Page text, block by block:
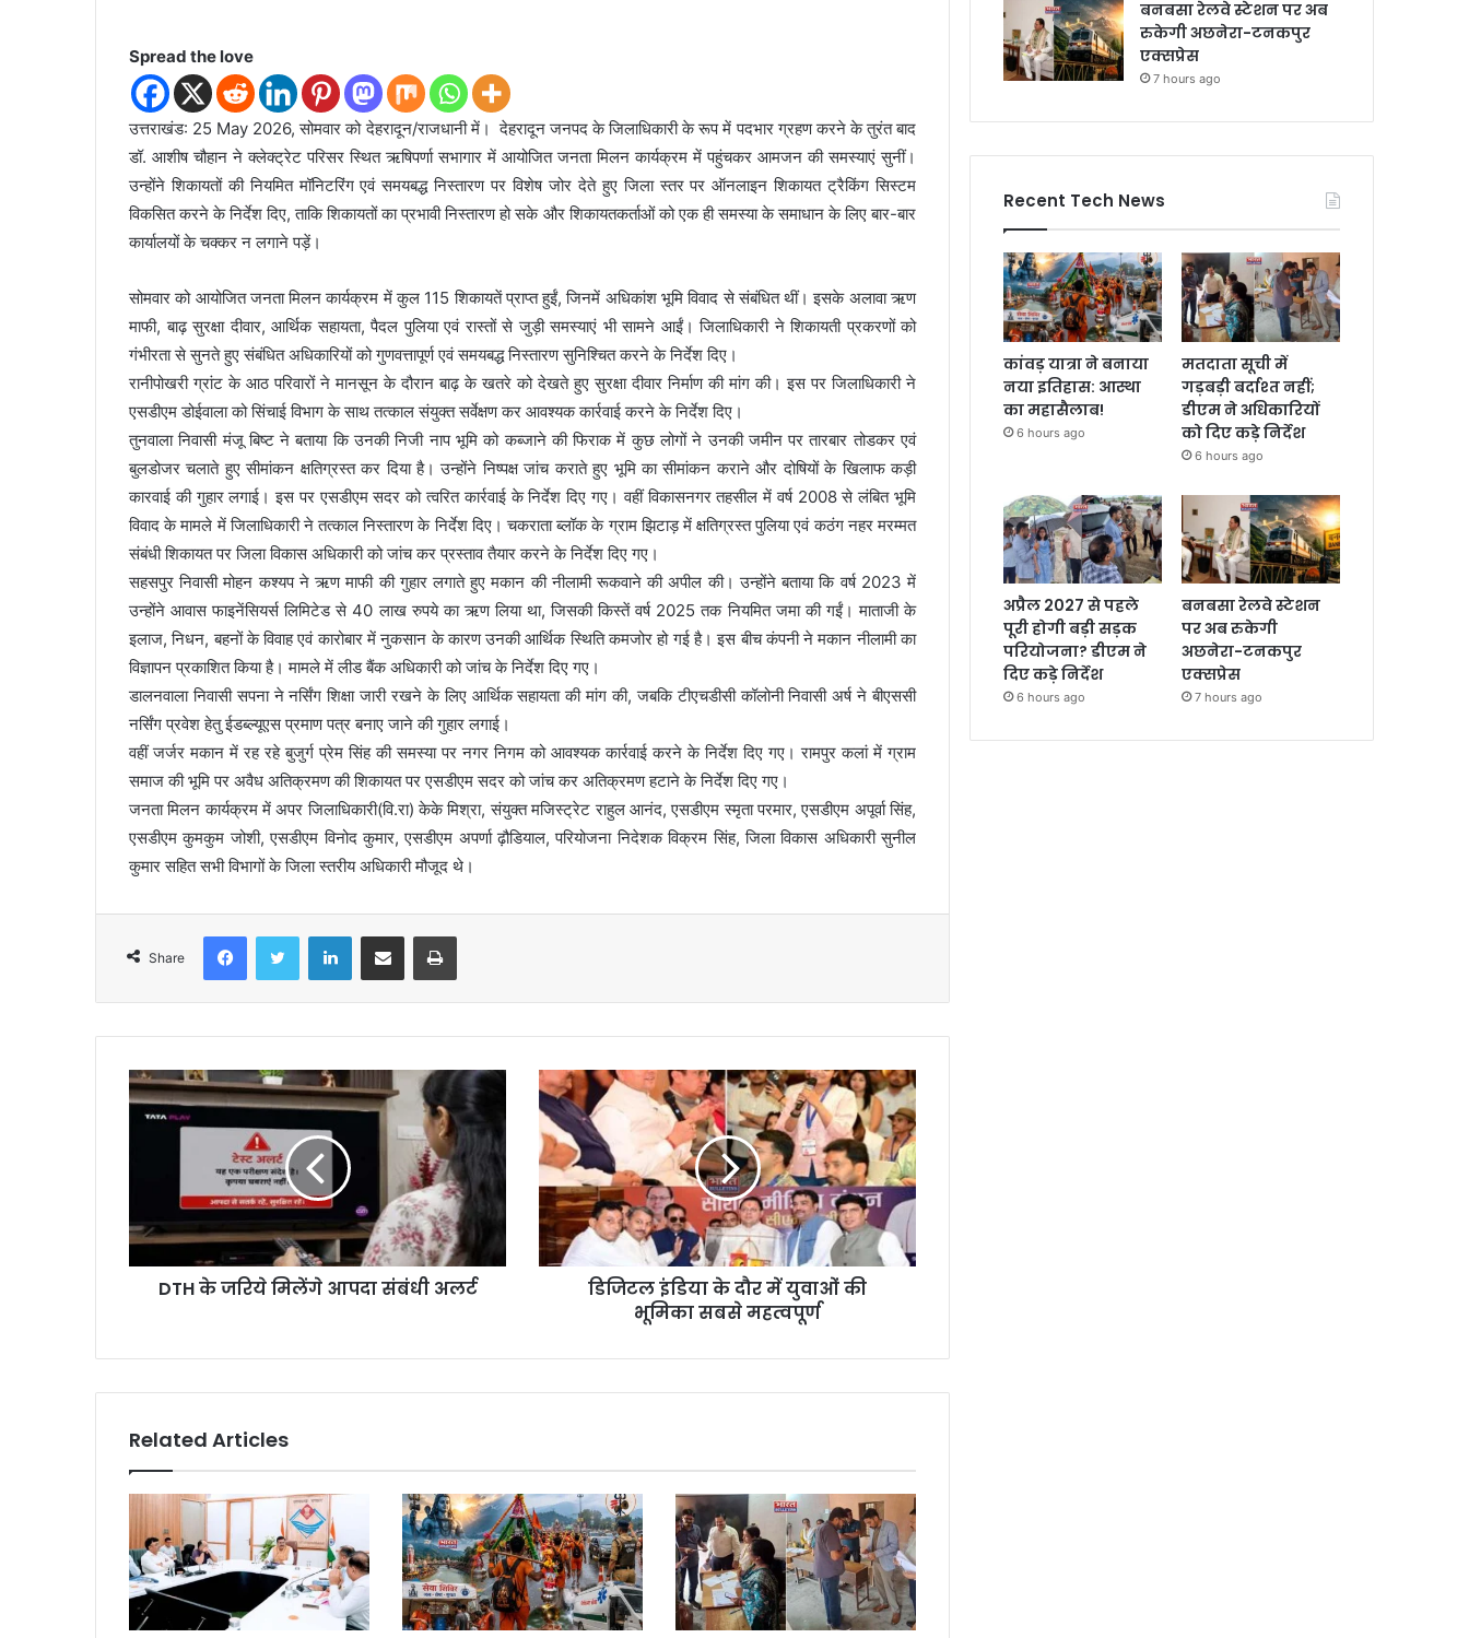
Spread the love
उत्तराखंड: 25 May 2026, सोमवार को देहरादून/राजधानी में। देहरादून जनपद के जिलाधिकारी के रूप में पदभार ग्रहण करने के तुरंत बाद
डॉ. आशीष चौहान ने क्लेक्ट्रेट परिसर स्थित ऋषिपर्णा सभागार में आयोजित जनता मिलन कार्यक्रम में पहुंचकर आमजन की समस्याएं सुनीं।
उन्होंने शिकायतों की नियमित मॉनिटरिंग एवं समयबद्ध निस्तारण पर विशेष जोर देते हुए जिला स्तर पर ऑनलाइन शिकायत ट्रैकिंग सिस्टम
विकसित करने के निर्देश दिए, ताकि शिकायतों का प्रभावी निस्तारण हो सके और शिकायतकर्ताओं को एक ही समस्या के समाधान के लिए बार-बार
कार्यालयों के चक्कर न लगाने पड़ें।
सोमवार को आयोजित जनता मिलन कार्यक्रम में कुल 115 शिकायतें प्राप्त हुईं, जिनमें अधिकांश भूमि विवाद से संबंधित थीं। इसके अलावा ऋण
माफी, बाढ़ सुरक्षा दीवार, आर्थिक सहायता, पैदल पुलिया एवं रास्तों से जुड़ी समस्याएं भी सामने आईं। जिलाधिकारी ने शिकायती प्रकरणों को
गंभीरता से सुनते हुए संबंधित अधिकारियों को गुणवत्तापूर्ण एवं समयबद्ध निस्तारण सुनिश्चित करने के निर्देश दिए।
रानीपोखरी ग्रांट के आठ परिवारों ने मानसून के दौरान बाढ़ के खतरे को देखते हुए सुरक्षा दीवार निर्माण की मांग की। इस पर जिलाधिकारी ने
एसडीएम डोईवाला को सिंचाई विभाग के साथ तत्काल संयुक्त सर्वेक्षण कर आवश्यक कार्रवाई करने के निर्देश दिए।
तुनवाला निवासी मंजू बिष्ट ने बताया कि उनकी निजी नाप भूमि को कब्जाने की फिराक में कुछ लोगों ने उनकी जमीन पर तारबार तोडकर एवं
बुलडोजर चलाते हुए सीमांकन क्षतिग्रस्त कर दिया है। उन्होंने निष्पक्ष जांच कराते हुए भूमि का सीमांकन कराने और दोषियों के खिलाफ कड़ी
कारवाई की गुहार लगाई। इस पर एसडीएम सदर को त्वरित कार्रवाई के निर्देश दिए गए। वहीं विकासनगर तहसील में वर्ष 2008 से लंबित भूमि
विवाद के मामले में जिलाधिकारी ने तत्काल निस्तारण के निर्देश दिए। चकराता ब्लॉक के ग्राम झिटाड़ में क्षतिग्रस्त पुलिया एवं कठंग नहर मरम्मत
संबंधी शिकायत पर जिला विकास अधिकारी को जांच कर प्रस्ताव तैयार करने के निर्देश दिए गए।
सहसपुर निवासी मोहन कश्यप ने ऋण माफी की गुहार लगाते हुए मकान की नीलामी रूकवाने की अपील की। उन्होंने बताया कि वर्ष 2023 में
उन्होंने आवास फाइनेंसियर्स लिमिटेड से 40 लाख रुपये का ऋण लिया था, जिसकी किस्तें वर्ष 2025 तक नियमित जमा की गईं। माताजी के
इलाज, निधन, बहनों के विवाह एवं कारोबार में नुकसान के कारण उनकी आर्थिक स्थिति कमजोर हो गई है। इस बीच कंपनी ने मकान नीलामी का
विज्ञापन प्रकाशित किया है। मामले में लीड बैंक अधिकारी को जांच के निर्देश दिए गए।
डालनवाला निवासी सपना ने नर्सिंग शिक्षा जारी रखने के लिए आर्थिक सहायता की मांग की, जबकि टीएचडीसी कॉलोनी निवासी अर्ष ने बीएससी
नर्सिंग प्रवेश हेतु ईडब्ल्यूएस प्रमाण पत्र बनाए जाने की गुहार लगाई।
वहीं जर्जर मकान में रह रहे बुजुर्ग प्रेम सिंह की समस्या पर नगर निगम को आवश्यक कार्रवाई करने के निर्देश दिए गए। रामपुर कलां में ग्राम
समाज की भूमि पर अवैध अतिक्रमण की शिकायत पर एसडीएम सदर को जांच कर अतिक्रमण हटाने के निर्देश दिए गए।
जनता मिलन कार्यक्रम में अपर जिलाधिकारी(वि.रा) केके मिश्रा, संयुक्त मजिस्ट्रेट राहुल आनंद, एसडीएम स्मृता परमार, एसडीएम अपूर्वा सिंह,
एसडीएम कुमकुम जोशी, एसडीएम विनोद कुमार, एसडीएम अपर्णा ढ़ौडियाल, परियोजना निदेशक विक्रम सिंह, जिला विकास अधिकारी सुनील
कुमार सहित सभी विभागों के जिला स्तरीय अधिकारी मौजूद थे।
Share
DTH के जरिये मिलेंगे आपदा संबंधी अलर्ट
डिजिटल इंडिया के दौर में युवाओं की
भूमिका सबसे महत्वपूर्ण
Related Articles
बनबसा रेलवे स्टेशन पर अब
रुकेगी अछनेरा-टनकपुर
एक्सप्रेस
7 hours ago
Recent Tech News
कांवड़ यात्रा ने बनाया
नया इतिहास: आस्था
का महासैलाब!
6 hours ago
मतदाता सूची में
गड़बड़ी बर्दाश्त नहीं;
डीएम ने अधिकारियों
को दिए कड़े निर्देश
6 hours ago
अप्रैल 2027 से पहले
पूरी होगी बड़ी सड़क
परियोजना? डीएम ने
दिए कड़े निर्देश
6 hours ago
बनबसा रेलवे स्टेशन
पर अब रुकेगी
अछनेरा-टनकपुर
एक्सप्रेस
7 hours ago